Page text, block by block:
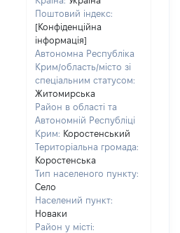
Поштовий індекс:
[Конфіденційна
інформація]
Автономна Республіка
Крим/область/місто зі
спеціальним статусом:
Житомирська
Район в області та
Автономній Республіці
Крим: Коростенський
Територіальна громада:
Коростенська
Тип населеного пункту:
Село
Населений пункт:
Новаки
Район у місті: